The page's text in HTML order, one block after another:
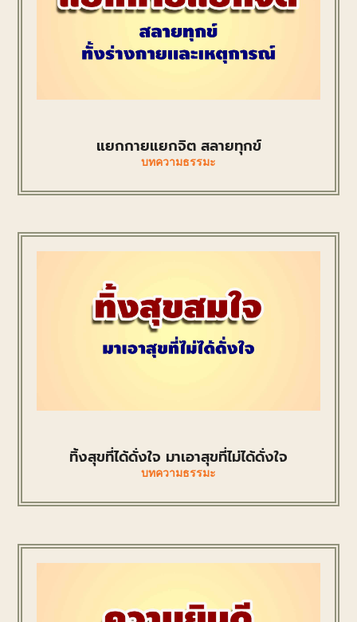
แยกกายแยกจิต สลายทุกข์
บทความธรรมะ
ทิ้งสุขที่ได้ดั่งใจ มาเอาสุขที่ไม่ได้ดั่งใจ
บทความธรรมะ